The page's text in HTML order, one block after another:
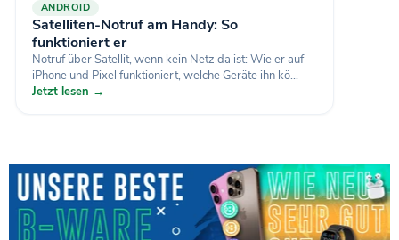
ANDROID
Satelliten-Notruf am Handy: So
funktioniert er
Notruf über Satellit, wenn kein Netz da ist: Wie er auf
iPhone und Pixel funktioniert, welche Geräte ihn kö...
Jetzt lesen →